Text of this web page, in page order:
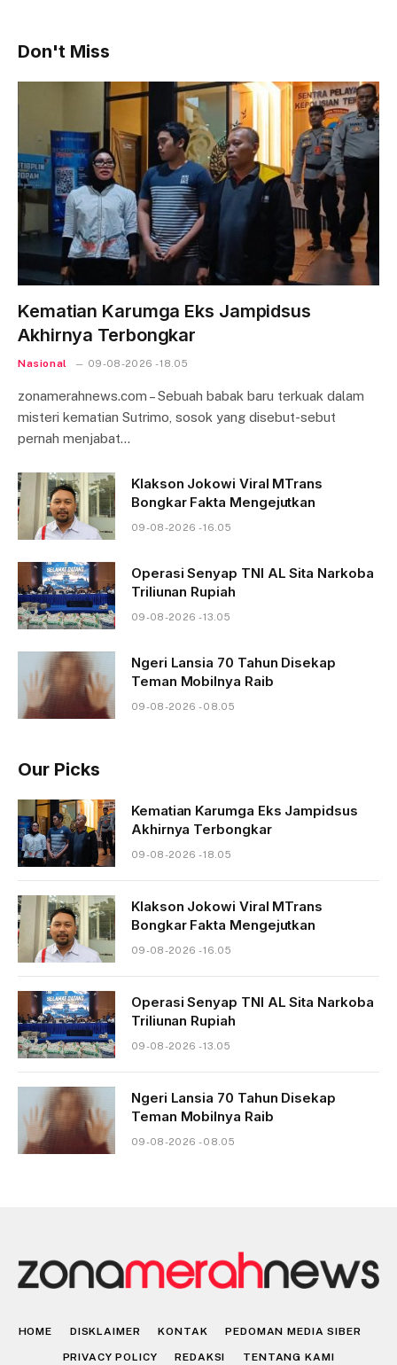
Don't Miss
Kematian Karumga Eks Jampidsus
Akhirnya Terbongkar
Nasional 09-08-2026 - 18.05
zonamerahnews.com – Sebuah babak baru terkuak dalam
misteri kematian Sutrimo, sosok yang disebut-sebut
pernah menjabat…
Klakson Jokowi Viral MTrans
Bongkar Fakta Mengejutkan
09-08-2026 - 16.05
Operasi Senyap TNI AL Sita Narkoba
Triliunan Rupiah
09-08-2026 - 13.05
Ngeri Lansia 70 Tahun Disekap
Teman Mobilnya Raib
09-08-2026 - 08.05
Our Picks
Kematian Karumga Eks Jampidsus
Akhirnya Terbongkar
09-08-2026 - 18.05
Klakson Jokowi Viral MTrans
Bongkar Fakta Mengejutkan
09-08-2026 - 16.05
Operasi Senyap TNI AL Sita Narkoba
Triliunan Rupiah
09-08-2026 - 13.05
Ngeri Lansia 70 Tahun Disekap
Teman Mobilnya Raib
09-08-2026 - 08.05
HOME DISKLAIMER KONTAK PEDOMAN MEDIA SIBER
PRIVACY POLICY REDAKSI TENTANG KAMI